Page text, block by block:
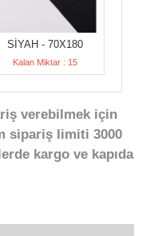
SİYAH - 70X180
Kalan Miktar : 15
verebilmek için
sipariş limiti 3000
kargo ve kapıda